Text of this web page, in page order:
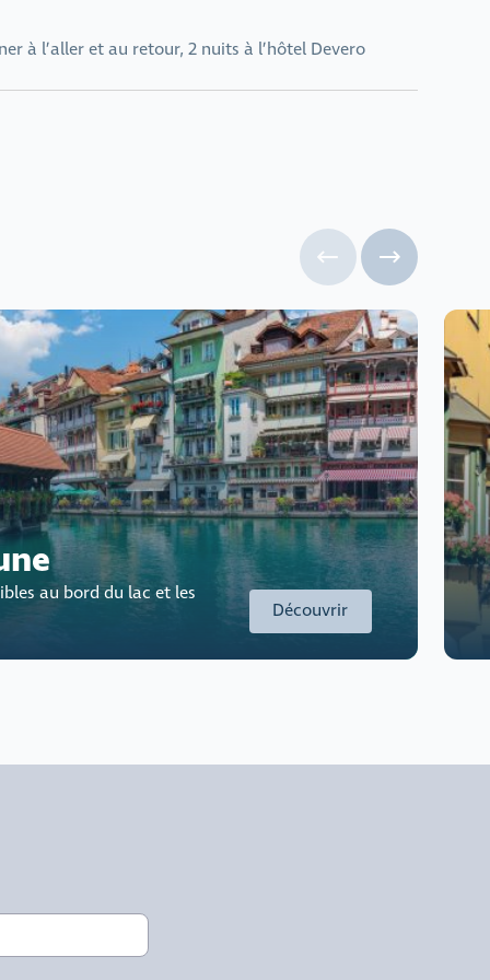
à l’aller et au retour, 2 nuits à l’hôtel Devero
au bord du lac et les
Découvrir